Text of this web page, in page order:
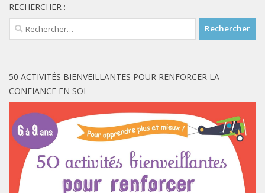
RECHERCHER :
Rechercher :
50 ACTIVITÉS BIENVEILLANTES POUR RENFORCER LA
CONFIANCE EN SOI